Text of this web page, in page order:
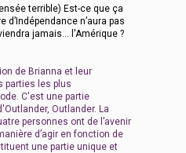
terrible) Est-ce que ça
d’Indépendance n’aura pas
jamais... l'Amérique ?
de Brianna et leur
parties les plus
C'est une partie
Outlander. La
personnes ont de l’avenir
d’agir en fonction de
une partie unique et